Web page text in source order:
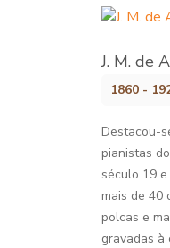
J. M. de
1860 -
Destacou-
pianistas
século 19
mais de 40
polcas e
gravadas à